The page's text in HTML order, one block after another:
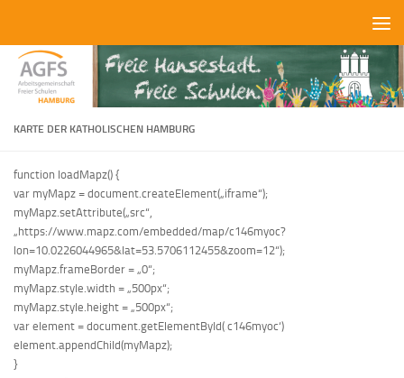
KARTE DER KATHOLISCHEN HAMBURG
function loadMapz() {
var myMapz = document.createElement(„iframe“);
myMapz.setAttribute(„src“,
„https://www.mapz.com/embedded/map/c146myoc?
lon=10.0226044965&lat=53.5706112455&zoom=12“);
myMapz.frameBorder = „0“;
myMapz.style.width = „500px“;
myMapz.style.height = „500px“;
var element = document.getElementById(‚c146myoc‘)
element.appendChild(myMapz);
}